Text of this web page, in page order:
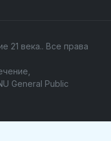
21 века.. Все права
General Public